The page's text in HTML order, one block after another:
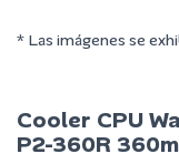
* Las imágenes se
Cooler CPU
P2-360R